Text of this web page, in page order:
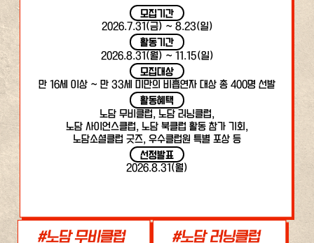
모집기간
2026.7.31(금) ~ 8.23(일)
활동기간
2026.8.31(월) ~ 11.15(일)
모집대상
만 16세 이상 ~ 만 33세 미만의 비흡연자 대상 총 400명 선발
활동혜택
노담 무비클럽, 노담 러닝클럽,
노담 사이언스클럽, 노담 북클럽 활동 참가 기회,
노담소셜클럽 굿즈, 우수클럽원 특별 포상 등
선정발표
2026.8.31(월)